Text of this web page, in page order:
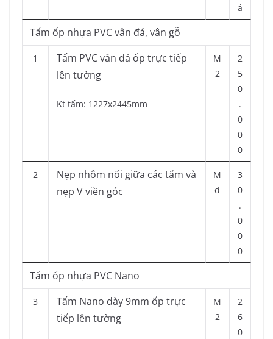
á
Tấm ốp nhựa PVC vân đá, vân gỗ
1
Tấm PVC vân đá ốp trực tiếp
lên tường
Kt tấm: 1227x2445mm
M
2
2
5
0
.
0
0
0
2
Nẹp nhôm nối giữa các tấm và
nẹp V viền góc
M
d
3
0
.
0
0
0
Tấm ốp nhựa PVC Nano
3
Tấm Nano dày 9mm ốp trực
tiếp lên tường
M
2
2
6
0